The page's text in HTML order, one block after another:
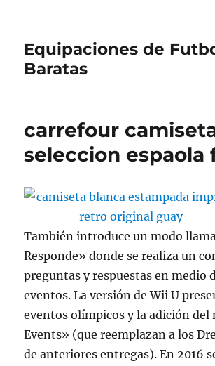
Equipaciones de
Baratas
carrefour
seleccion espaola
También introduce un modo
Responde» donde se realiza un
preguntas y respuestas en medio
eventos. La versión de Wii U
eventos olímpicos y la adición del
Events» (que reemplazan a los
de anteriores entregas). En 2016